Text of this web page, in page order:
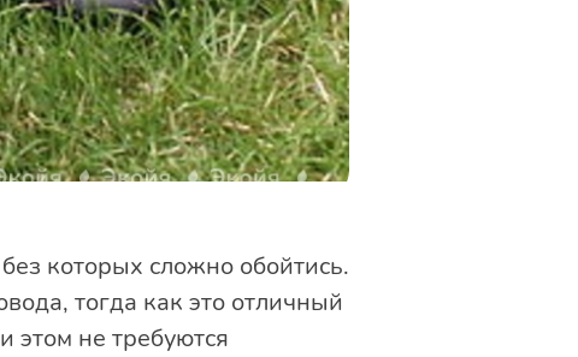
которых сложно обойтись.
тогда как это отличный
этом не требуются